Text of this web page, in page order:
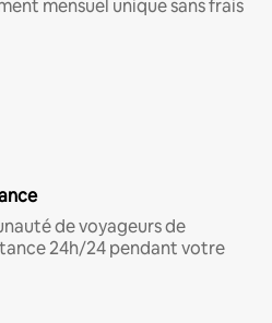
mensuel unique sans frais
de voyageurs de
24h/24 pendant votre